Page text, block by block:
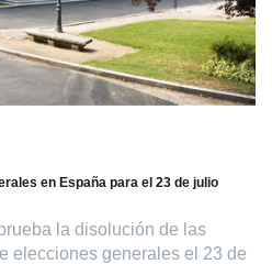
en España para el 23 de julio
la disolución de las
elecciones generales el 23 de